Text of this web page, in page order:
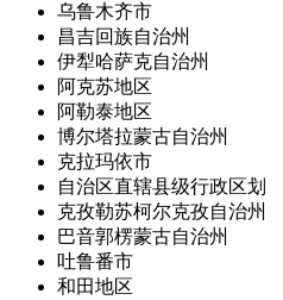
乌鲁木齐市
昌吉回族自治州
伊犁哈萨克自治州
阿克苏地区
阿勒泰地区
博尔塔拉蒙古自治州
克拉玛依市
自治区直辖县级行政区划
克孜勒苏柯尔克孜自治州
巴音郭楞蒙古自治州
吐鲁番市
和田地区